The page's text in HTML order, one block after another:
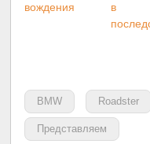
вождения
в
BMW Roadster
Представляем